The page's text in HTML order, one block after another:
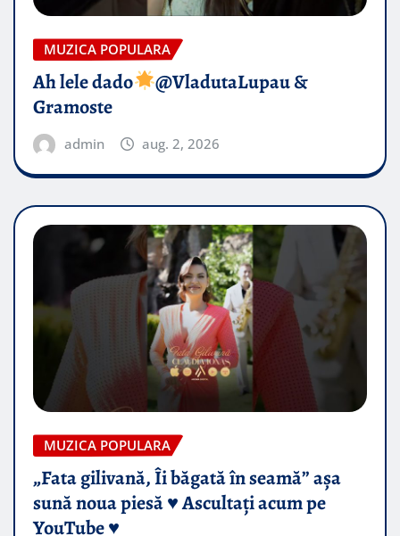
MUZICA POPULARA
Ah lele dado​
@VladutaLupau &
Gramoste
admin aug. 2, 2026
MUZICA POPULARA
„Fata gilivană, Îi băgată în seamă” așa
sună noua piesă ♥️ Ascultați acum pe
YouTube ♥️